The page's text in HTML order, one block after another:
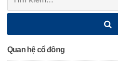
kiếm:
Quan hệ cổ đông